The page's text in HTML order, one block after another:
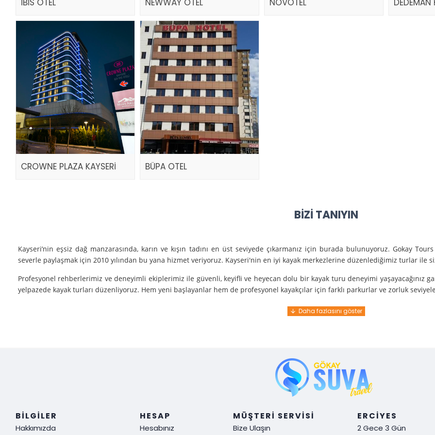
CROWNE PLAZA KAYSERİ BÜPA OTEL
BIZI TANIYIN
Kayseri’nin eşsiz dağ manzarasında, karın ve kışın tadını en üst seviyede çıkarmanız için burada bulunuyoruz. Gokay
severle paylaşmak için 2010 yılından bu yana hizmet veriyoruz. Kayseri'nin en iyi kayak merkezlerine düzenlediğimiz turlar ile
Profesyonel rehberlerimiz ve deneyimli ekiplerimiz ile güvenli, keyifli ve heyecan dolu bir kayak turu deneyimi yaşayacağınız
yelpazede kayak turları düzenliyoruz. Hem yeni başlayanlar hem de profesyonel kayakçılar için farklı parkurlar ve zorluk
Güvenlik: Kayak yaparken güvenliğiniz bizim için her şeyden önce gelir. En kaliteli ekipmanlarla ve uzman rehberlerle sizi güvenle
Müşteri Memnuniyeti: Sizin tatmin olmanız bizim için her şey demek. Tüm detayları önceden planlayarak, size özel, rahat ve
ediyoruz!
BILGILER
Hakkımızda
HESAP
Hesabınız
MÜŞTERI SERVISI
Bize Ulaşın
ERCIYES
2 Gece 3 Gün